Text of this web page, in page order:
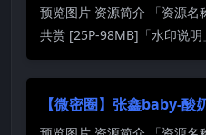
预览图片 资源简介 「资源
共赏 [25P-98MB]「水印说
【微密圈】张鑫baby-